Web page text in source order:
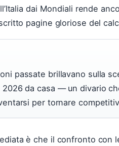
dai Mondiali rende
pagine gloriose del
passate brillavano sulla
2026 da casa — un divario
per tornare
è che il confronto con